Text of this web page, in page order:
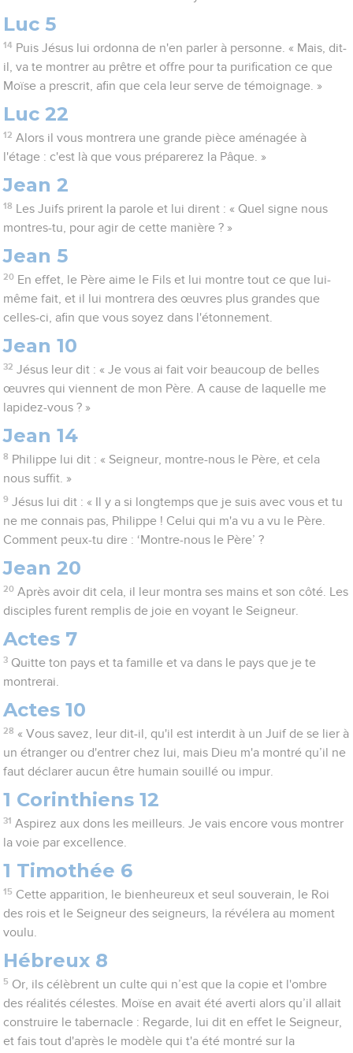
Luc 5
14 Puis Jésus lui ordonna de n'en parler à personne. « Mais, dit-
il, va te montrer au prêtre et offre pour ta purification ce que
Moïse a prescrit, afin que cela leur serve de témoignage. »
Luc 22
12 Alors il vous montrera une grande pièce aménagée à
l'étage : c'est là que vous préparerez la Pâque. »
Jean 2
18
Les Juifs prirent la parole et lui dirent : « Quel signe nous
montres-tu, pour agir de cette manière ? »
Jean 5
20 En effet, le Père aime le Fils et lui montre tout ce que lui-
même fait, et il lui montrera des œuvres plus grandes que
celles-ci, afin que vous soyez dans l'étonnement.
Jean 10
32 Jésus leur dit : « Je vous ai fait voir beaucoup de belles
œuvres qui viennent de mon Père. A cause de laquelle me
lapidez-vous ? »
Jean 14
8 Philippe lui dit : « Seigneur, montre-nous le Père, et cela
nous suffit. »
9 Jésus lui dit : « Il y a si longtemps que je suis avec vous et tu
ne me connais pas, Philippe ! Celui qui m'a vu a vu le Père.
Comment peux-tu dire : ‘Montre-nous le Père’ ?
Jean 20
20 Après avoir dit cela, il leur montra ses mains et son côté. Les
disciples furent remplis de joie en voyant le Seigneur.
Actes 7
3 Quitte ton pays et ta famille et va dans le pays que je te
montrerai.
Actes 10
28 « Vous savez, leur dit-il, qu'il est interdit à un Juif de se lier à
un étranger ou d'entrer chez lui, mais Dieu m'a montré qu’il ne
faut déclarer aucun être humain souillé ou impur.
1 Corinthiens 12
31 Aspirez aux dons les meilleurs. Je vais encore vous montrer
la voie par excellence.
1 Timothée 6
15 Cette apparition, le bienheureux et seul souverain, le Roi
des rois et le Seigneur des seigneurs, la révélera au moment
voulu.
Hébreux 8
5 Or, ils célèbrent un culte qui n’est que la copie et l'ombre
des réalités célestes. Moïse en avait été averti alors qu’il allait
construire le tabernacle : Regarde, lui dit en effet le Seigneur,
et fais tout d'après le modèle qui t'a été montré sur la